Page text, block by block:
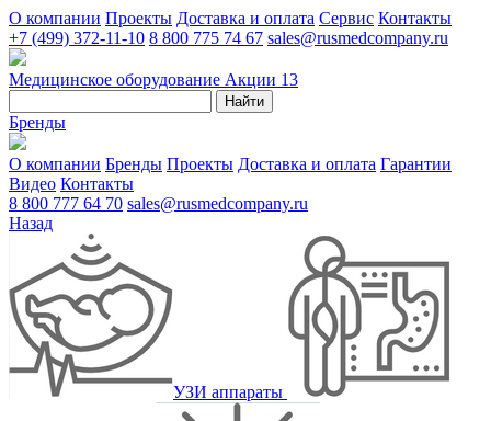
О компании Проекты Доставка и оплата Сервис Контакты
+7 (499) 372-11-10 8 800 775 74 67 sales@rusmedcompany.ru
Медицинское оборудование Акции 13
Найти
Бренды
О компании Бренды Проекты Доставка и оплата Гарантии
Видео Контакты
8 800 777 64 70 sales@rusmedcompany.ru
Назад
УЗИ аппараты